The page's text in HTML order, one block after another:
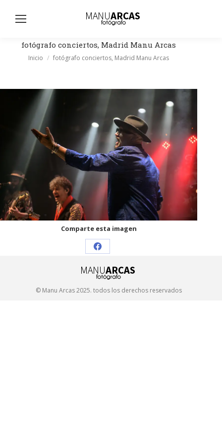
fotógrafo conciertos, Madrid Manu Arcas
Estás aquí:
Inicio fotógrafo conciertos, Madrid Manu Arcas
Comparte esta imagen
Share
on
Facebook
© Manu Arcas 2025. todos los derechos reservados